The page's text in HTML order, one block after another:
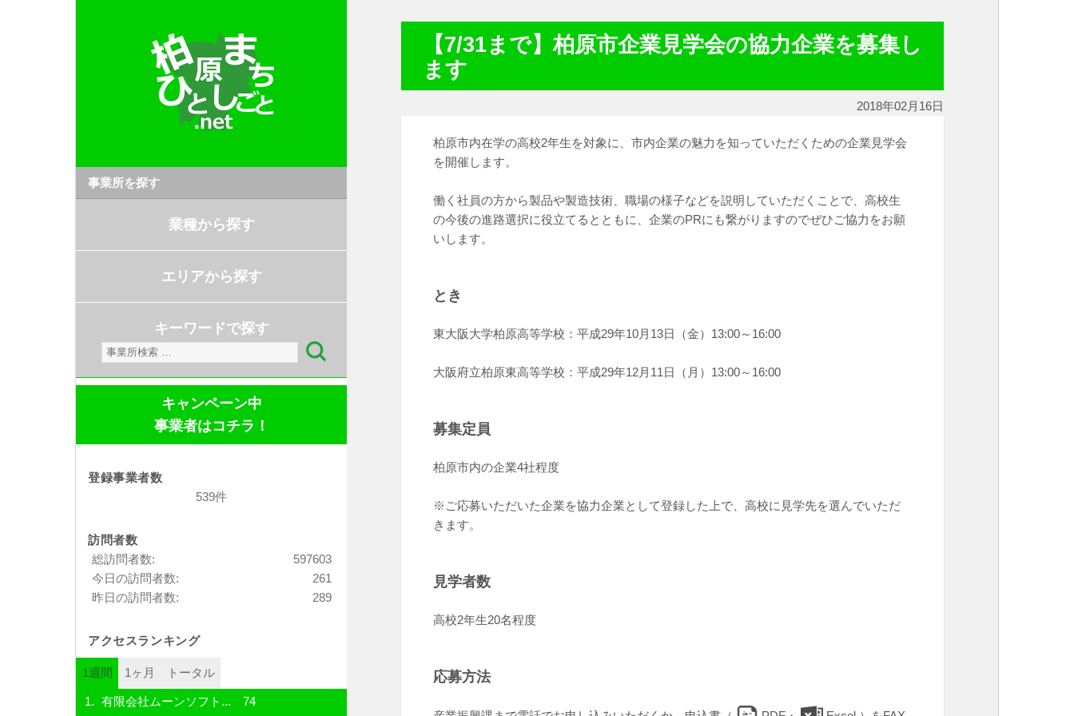
事業所を探す
業種から探す
エリアから探す
キーワードで探す
検
索:
キャンペーン中
事業者はコチラ！
登録事業者数
539件
訪問者数
597603
総訪問者数:
261
今日の訪問者数:
289
昨日の訪問者数:
アクセスランキング
1週間 1ヶ月 トータル
有限会社ムーンソフト... 74
【7/31まで】柏原市企業見学会の協力企業を募集し
ます
2018年02月16日
柏原市内在学の高校2年生を対象に、市内企業の魅力を知っていただくための企業見学会
を開催します。
働く社員の方から製品や製造技術、職場の様子などを説明していただくことで、高校生
の今後の進路選択に役立てるとともに、企業のPRにも繋がりますのでぜひご協力をお願
いします。
とき
東大阪大学柏原高等学校：平成29年10月13日（金）13:00～16:00
大阪府立柏原東高等学校：平成29年12月11日（月）13:00～16:00
募集定員
柏原市内の企業4社程度
※ご応募いただいた企業を協力企業として登録した上で、高校に見学先を選んでいただ
きます。
見学者数
高校2年生20名程度
応募方法